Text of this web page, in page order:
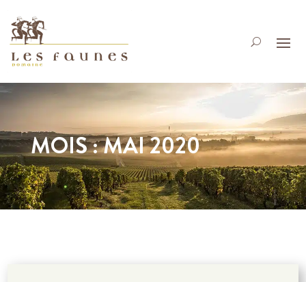
MOIS :MAI 2020